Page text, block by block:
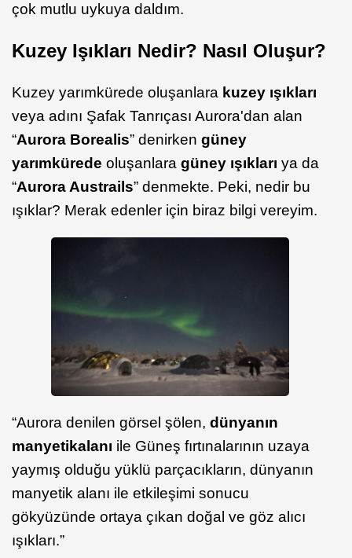
çok mutlu uykuya daldım.
Kuzey Işıkları Nedir? Nasıl Oluşur?
Kuzey yarımkürede oluşanlara kuzey ışıkları
veya adını Şafak Tanrıçası Aurora'dan alan
“Aurora Borealis” denirken güney
yarımkürede oluşanlara güney ışıkları ya da
“Aurora Austrails” denmekte. Peki, nedir bu
ışıklar? Merak edenler için biraz bilgi vereyim.
“Aurora denilen görsel şölen, d ünyanın
manyetikalanı ile Güneş fırtınalarının uzaya
yaymış olduğu yüklü parçacıkların, dünyanın
manyetik alanı ile etkileşimi sonucu
gökyüzünde ortaya çıkan doğal ve göz alıcı
ışıkları.”